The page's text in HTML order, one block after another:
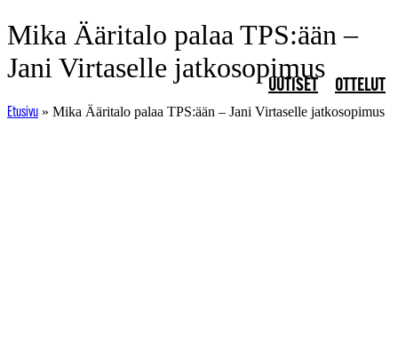
Mene
sisältöön
UUTISET OTTELUT
Mika Ääritalo palaa TPS:ään –
Jani Virtaselle jatkosopimus
Etusivu » Mika Ääritalo palaa TPS:ään – Jani Virtaselle jatkosopimus